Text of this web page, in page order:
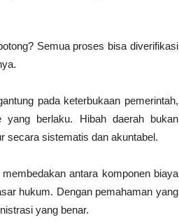
Semua proses bisa diverifikasi
pada keterbukaan pemerintah,
yang berlaku. Hibah daerah bukan
secara sistematis dan akuntabel.
antara komponen biaya
hukum. Dengan pemahaman yang
yang benar.